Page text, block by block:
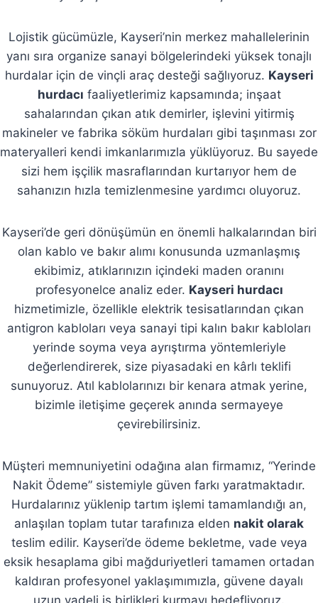
Lojistik gücümüzle, Kayseri’nin merkez mahallelerinin
yanı sıra organize sanayi bölgelerindeki yüksek tonajlı
hurdalar için de vinçli araç desteği sağlıyoruz. Kayseri
hurdacı faaliyetlerimiz kapsamında; inşaat
sahalarından çıkan atık demirler, işlevini yitirmiş
makineler ve fabrika söküm hurdaları gibi taşınması zor
materyalleri kendi imkanlarımızla yüklüyoruz. Bu sayede
sizi hem işçilik masraflarından kurtarıyor hem de
sahanızın hızla temizlenmesine yardımcı oluyoruz.
Kayseri’de geri dönüşümün en önemli halkalarından biri
olan kablo ve bakır alımı konusunda uzmanlaşmış
ekibimiz, atıklarınızın içindeki maden oranını
profesyonelce analiz eder. Kayseri hurdacı
hizmetimizle, özellikle elektrik tesisatlarından çıkan
antigron kabloları veya sanayi tipi kalın bakır kabloları
yerinde soyma veya ayrıştırma yöntemleriyle
değerlendirerek, size piyasadaki en kârlı teklifi
sunuyoruz. Atıl kablolarınızı bir kenara atmak yerine,
bizimle iletişime geçerek anında sermayeye
çevirebilirsiniz.
Müşteri memnuniyetini odağına alan firmamız, “Yerinde
Nakit Ödeme” sistemiyle güven farkı yaratmaktadır.
Hurdalarınız yüklenip tartım işlemi tamamlandığı an,
anlaşılan toplam tutar tarafınıza elden nakit olarak
teslim edilir. Kayseri’de ödeme bekletme, vade veya
eksik hesaplama gibi mağduriyetleri tamamen ortadan
kaldıran profesyonel yaklaşımımızla, güvene dayalı
uzun vadeli iş birlikleri kurmayı hedefliyoruz.